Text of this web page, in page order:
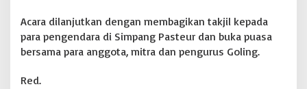
Acara dilanjutkan dengan membagikan takjil kepada
para pengendara di Simpang Pasteur dan buka puasa
bersama para anggota, mitra dan pengurus Goling.
Red.